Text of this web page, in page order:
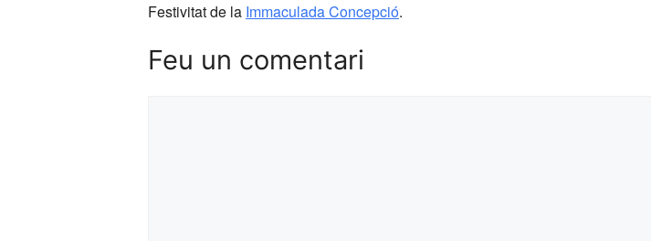
Festivitat de la Immaculada Concepció.
Feu un comentari